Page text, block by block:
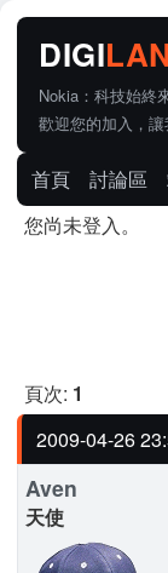
Nokia：科技始終
歡迎您的加入，
首頁 討論區
您尚未登入。
頁次: 1
2009-04-26
Aven
天使